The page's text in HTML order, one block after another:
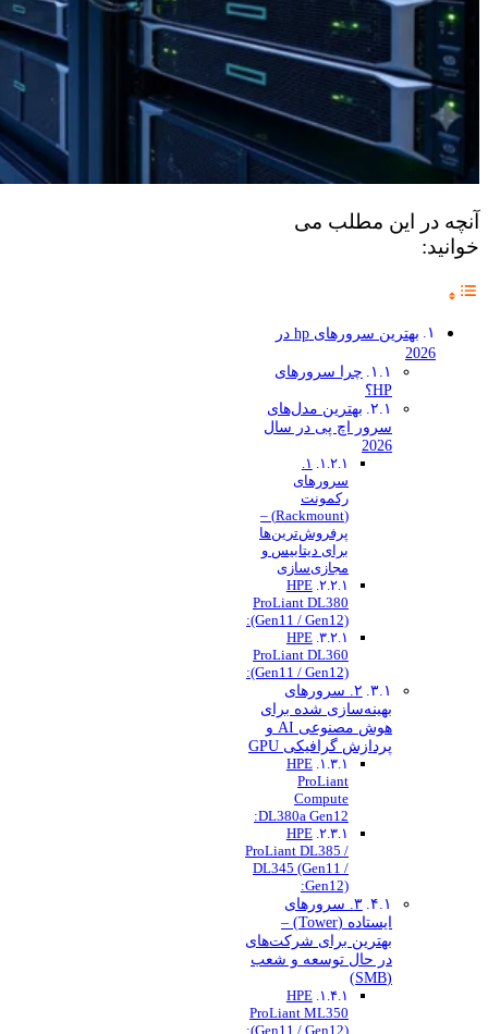
آنچه در این مطلب می
خوانید:
بهترین سرورهای hp در
2026
چرا سرورهای
HP؟
بهترین مدل‌های
سرور اچ پی در سال
2026
۱.
سرورهای
رکمونت
(Rackmount) –
پرفروش‌ترین‌ها
برای دیتابیس و
مجازی‌سازی
HPE
ProLiant DL380
(Gen11 / Gen12):
HPE
ProLiant DL360
(Gen11 / Gen12):
۲. سرورهای
بهینه‌سازی شده برای
هوش مصنوعی AI و
پردازش گرافیکی GPU
HPE
ProLiant
Compute
DL380a Gen12:
HPE
ProLiant DL385 /
DL345 (Gen11 /
Gen12):
۳. سرورهای
ایستاده (Tower) –
بهترین برای شرکت‌های
در حال توسعه و شعب
(SMB)
HPE
ProLiant ML350
(Gen11 / Gen12):